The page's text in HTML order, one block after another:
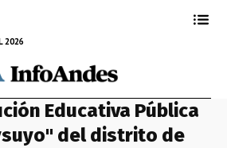
2026
Educativa Pública
del distrito de